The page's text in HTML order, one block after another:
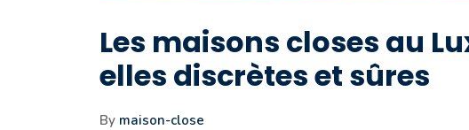
Les maisons closes au
elles discrètes et sûres
By maison-close